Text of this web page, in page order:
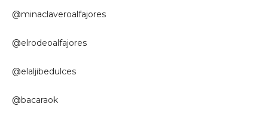
@minaclaveroalfajores
@elrodeoalfajores
@elaljibedulces
@bacaraok